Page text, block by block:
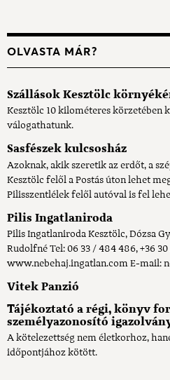
OLVASTA MÁR?
Szállások Kesztölc
Kesztölc 10 kilométeres körzetében
válogathatunk.
Sasfészek kulcsosház
Azoknak, akik szeretik az erdőt, a
Kesztölc felől a Postás úton lehet
Pilisszentlélek felől autóval is fel
Pilis Ingatlaniroda
Pilis Ingatlaniroda Kesztölc, Dózsa
Rudolfné Tel: 06 33 / 484 486, +36 30
www.nebehaj.ingatlan.com E-mail:
Vitek Panzió
Tájékoztató a régi, könyv
személyazonosító
A kötelezettség nem életkorhoz,
időpontjához kötött.